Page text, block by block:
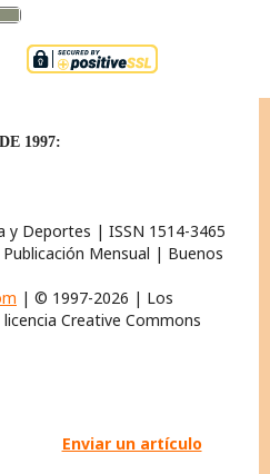
1997:
y Deportes | ISSN 1514-3465
Mensual | Buenos
| © 1997-2026 | Los
Creative Commons
Enviar un artículo